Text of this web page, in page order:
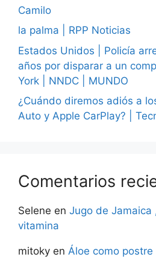
Camilo
la palma | RPP Noticias
Estados Unidos | Policía
años por disparar a un
York | NNDC | MUNDO
¿Cuándo diremos adiós a
Auto y Apple CarPlay? |
Comentarios
Selene en Jugo de Jamaica
vitamina
mitoky en Áloe como